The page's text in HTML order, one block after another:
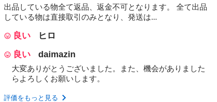
出品している物全て返品、返金不可となります。 全て出品
している物は直接取引のみとなり、発送は...
良い
ヒロ
良い
daimazin
大変ありがとうございました。また、機会がありました
らよろしくお願いします。
評価をもっと見る